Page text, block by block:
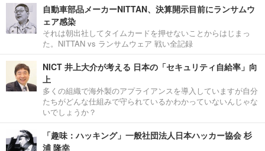
自動車部品メーカーNITTAN、決算開示目前にランサムウ
ェア感染
それは朝出社してタイムカードを押せないことからはじまっ
た。NITTAN vs ランサムウェア 戦い全記録
NICT 井上大介が考える 日本の「セキュリティ自給率」向
上
多くの組織で海外製のアプライアンスを導入していますが自分
たちがどんな仕組みで守られているかわかっていないんじゃな
いでしょうか？
「趣味：ハッキング」一般社団法人日本ハッカー協会 杉
浦 隆幸